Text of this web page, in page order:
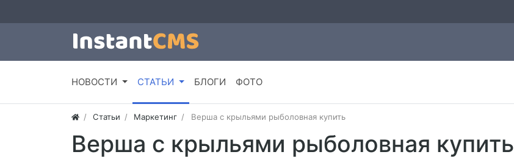
НОВОСТИ СТАТЬИ БЛОГИ ФОТО
Статьи Маркетинг Верша с крыльями рыболовная купить
Верша с крыльями рыболовная купить